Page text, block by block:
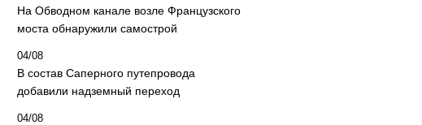
На Обводном канале возле Французского
моста обнаружили самострой
04/08
В состав Саперного путепровода
добавили надземный переход
04/08